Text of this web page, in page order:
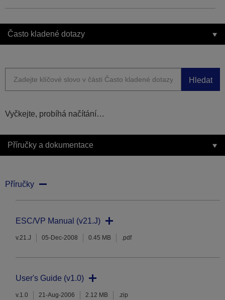
Často kladené dotazy
Hledat
Vyčkejte, probíhá načítání…
Příručky a dokumentace
Příručky
ESC/VP Manual (v21.J)
v.21.J 05-Dec-2008 0.45 MB .pdf
User's Guide (v1.0)
v.1.0 21-Aug-2006 2.12 MB .zip